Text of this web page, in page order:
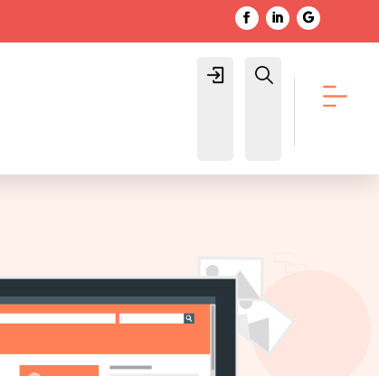
Login Buscar